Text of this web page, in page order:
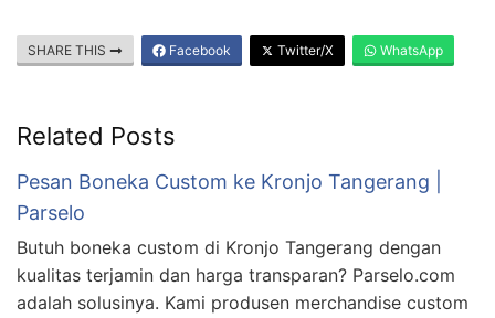
SHARE THIS Facebook Twitter/X WhatsApp
Related Posts
Pesan Boneka Custom ke Kronjo Tangerang |
Parselo
Butuh boneka custom di Kronjo Tangerang dengan
kualitas terjamin dan harga transparan? Parselo.com
adalah solusinya. Kami produsen merchandise custom